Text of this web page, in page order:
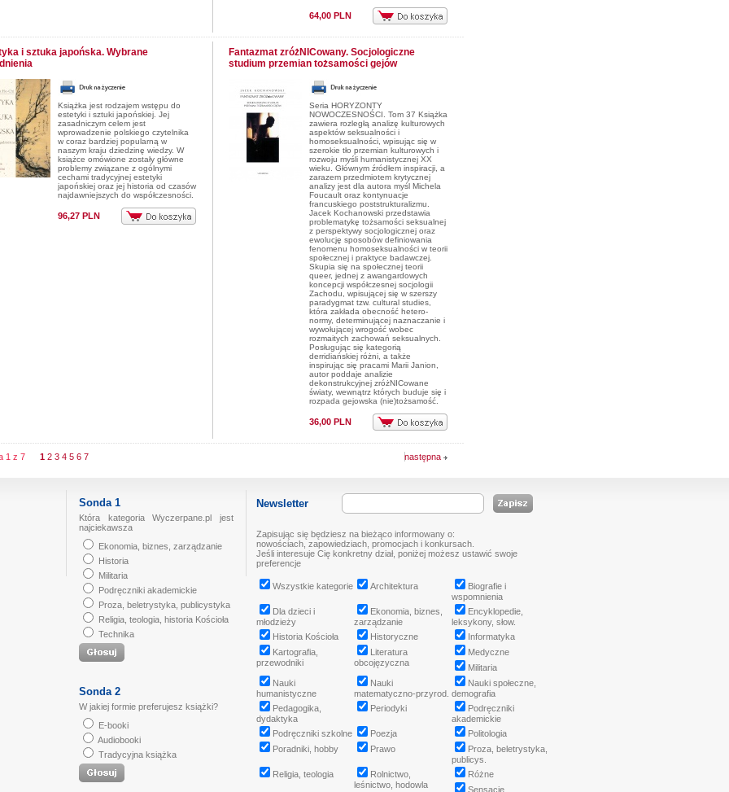
64,00 PLN
i sztuka japońska. Wybrane
Książka jest rodzajem wstępu do
estetyki i sztuki japońskiej. Jej
zasadniczym celem jest
wprowadzenie polskiego czytelnika
w coraz bardziej popularną w
naszym kraju dziedzinę wiedzy. W
książce omówione zostały główne
problemy związane z ogólnymi
cechami tradycyjnej estetyki
japońskiej oraz jej historia od czasów
najdawniejszych do współczesności.
96,27 PLN
Fantazmat zróżNICowany. Socjologiczne
studium przemian tożsamości gejów
Seria HORYZONTY
NOWOCZESNOŚCI. Tom 37 Książka
zawiera rozległą analizę kulturowych
aspektów seksualności i
homoseksualności, wpisując się w
szerokie tło przemian kulturowych i
rozwoju myśli humanistycznej XX
wieku. Głównym źródłem inspiracji, a
zarazem przedmiotem krytycznej
analizy jest dla autora myśl Michela
Foucault oraz kontynuacje
francuskiego poststrukturalizmu.
Jacek Kochanowski przedstawia
problematykę tożsamości seksualnej
z perspektywy socjologicznej oraz
ewolucję sposobów definiowania
fenomenu homoseksualności w teorii
społecznej i praktyce badawczej.
Skupia się na społecznej teorii
queer, jednej z awangardowych
koncepcji współczesnej socjologii
Zachodu, wpisującej się w szerszy
paradygmat tzw. cultural studies,
która zakłada obecność hetero-
normy, determinującej naznaczanie i
wywołującej wrogość wobec
rozmaitych zachowań seksualnych.
Posługując się kategorią
derridiańskiej różni, a także
inspirując się pracami Marii Janion,
autor poddaje analizie
dekonstrukcyjnej zróżNICowane
światy, wewnątrz których buduje się i
rozpada gejowska (nie)tożsamość.
36,00 PLN
1 z 7 1 2 3 4 5 6 7 następna
Sonda 1
Która kategoria Wyczerpane.pl jest
najciekawsza
Ekonomia, biznes, zarządzanie
Historia
Militaria
Podręczniki akademickie
Proza, beletrystyka, publicystyka
Religia, teologia, historia Kościoła
Technika
Sonda 2
W jakiej formie preferujesz książki?
E-booki
Audiobooki
Tradycyjna książka
Newsletter
Zapisując się będziesz na bieżąco informowany o:
nowościach, zapowiedziach, promocjach i konkursach.
Jeśli interesuje Cię konkretny dział, poniżej możesz ustawić swoje
preferencje
Wszystkie kategorie Architektura
Biografie i
wspomnienia
Dla dzieci i
młodzieży
Ekonomia, biznes,
zarządzanie
Encyklopedie,
leksykony, słow.
Historia Kościoła
Historyczne
Informatyka
Kartografia,
przewodniki
Literatura
obcojęzyczna
Medyczne
Militaria
Nauki
humanistyczne
Nauki
matematyczno-przyrod.
Nauki społeczne,
demografia
Pedagogika,
dydaktyka
Periodyki
Podręczniki
akademickie
Podręczniki szkolne
Poezja
Politologia
Poradniki, hobby
Prawo
Proza, beletrystyka,
publicys.
Religia, teologia
Rolnictwo,
leśnictwo, hodowla
Różne
Sensacje